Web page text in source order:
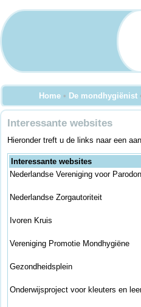
Home • De mondhygiënist
Interessante websites
Hieronder treft u de links naar een
Interessante websites
Nederlandse Vereniging voor
Nederlandse Zorgautoriteit
Ivoren Kruis
Vereniging Promotie Mondhygiëne
Gezondheidsplein
Onderwijsproject voor kleuters en